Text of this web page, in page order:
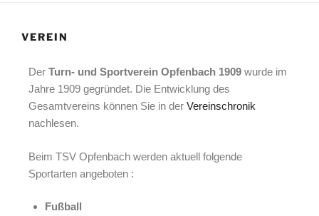
VEREIN
Der Turn- und Sportverein Opfenbach 1909 wurde im
Jahre 1909 gegründet. Die Entwicklung des
Gesamtvereins können Sie in der Vereinschronik
nachlesen.
Beim TSV Opfenbach werden aktuell folgende
Sportarten angeboten :
Fußball